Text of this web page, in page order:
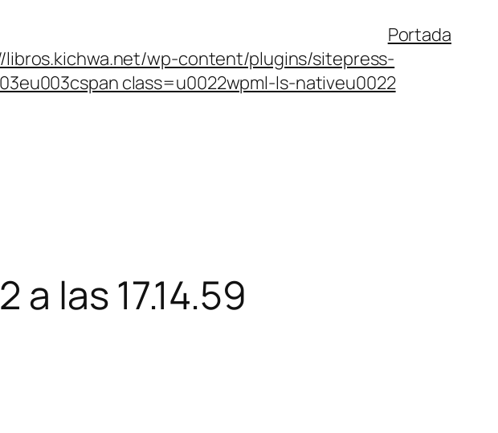
Portada
wp-content/plugins/sitepress-
class=u0022wpml-ls-nativeu0022
las 17.14.59